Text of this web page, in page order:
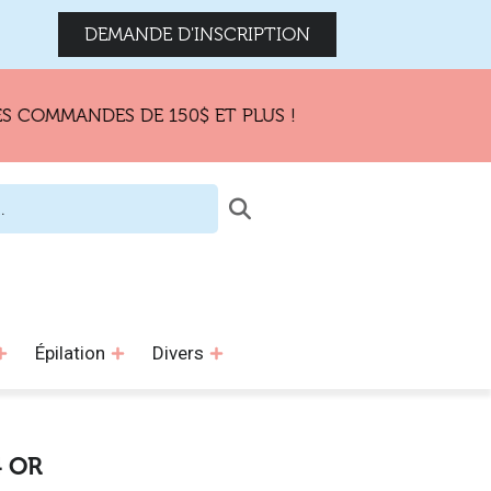
DEMANDE D'INSCRIPTION
DE 150$ ET PLUS !
Épilation Divers
OR